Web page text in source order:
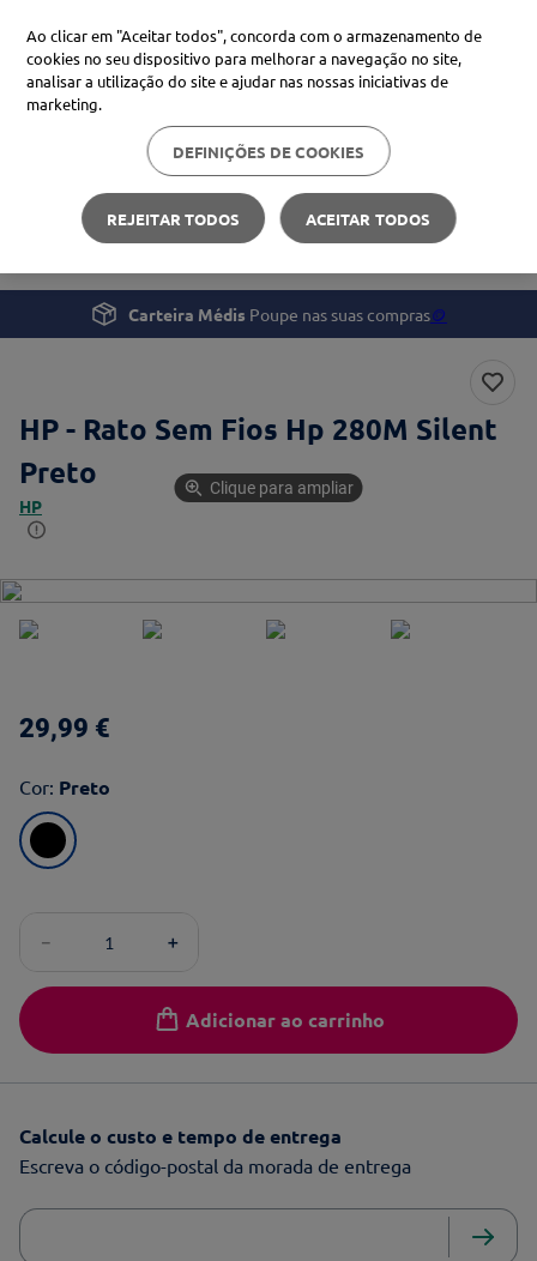
Procure no Marketplace Médis
Pesquisas mais comuns
xiaomi
uriage
4º svr
Bem-estar
Casa e Ergonomia
HP - Rato Sem Fios Hp 280M Silent
Carteira Médis Poupe nas suas compras🪙
HP - Rato Sem Fios Hp 280M Silent
Preto
HP
Clique para ampliar
29,99 €
Cor: Preto
＋
－
Adicionar ao carrinho
Calcule o custo e tempo de entrega
Escreva o código-postal da morada de entrega
Ao clicar em "Aceitar todos", concorda com o armazenamento de
cookies no seu dispositivo para melhorar a navegação no site,
analisar a utilização do site e ajudar nas nossas iniciativas de
marketing.
DEFINIÇÕES DE COOKIES
REJEITAR TODOS ACEITAR TODOS